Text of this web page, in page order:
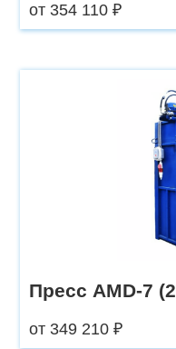
от 354 110 ₽
Пресс AMD-7
от 349 210 ₽